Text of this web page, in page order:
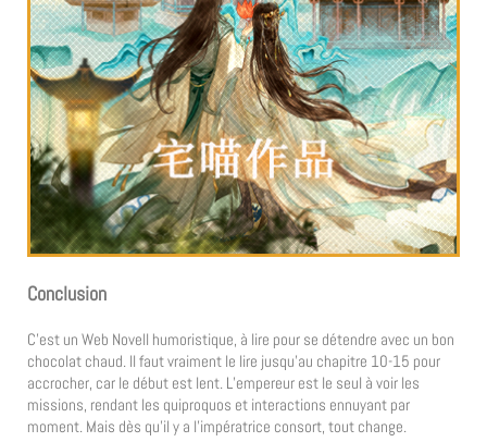
Conclusion
C’est un Web Novell humoristique, à lire pour se détendre avec un bon
chocolat chaud. Il faut vraiment le lire jusqu’au chapitre 10-15 pour
accrocher, car le début est lent. L’empereur est le seul à voir les
missions, rendant les quiproquos et interactions ennuyant par
moment. Mais dès qu’il y a l’impératrice consort, tout change.